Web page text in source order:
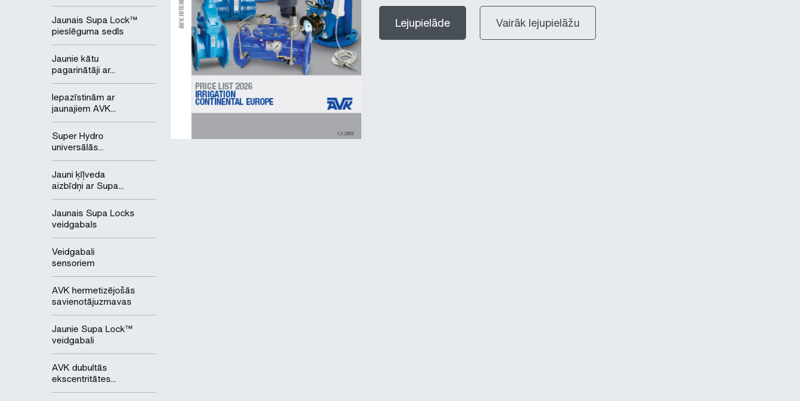
Jaunais Supa Lock™
pieslēguma sedls
Jaunie kātu
pagarinātāji ar...
Iepazīstinām ar
jaunajiem AVK...
Super Hydro
universālās...
Jauni ķīļveda
aizbīdņi ar Supa...
Jaunais Supa Locks
veidgabals
Veidgabali
sensoriem
AVK hermetizējošās
savienotājuzmavas
Jaunie Supa Lock™
veidgabali
AVK dubultās
ekscentritātes...
Lejupielāde Vairāk lejupielāžu